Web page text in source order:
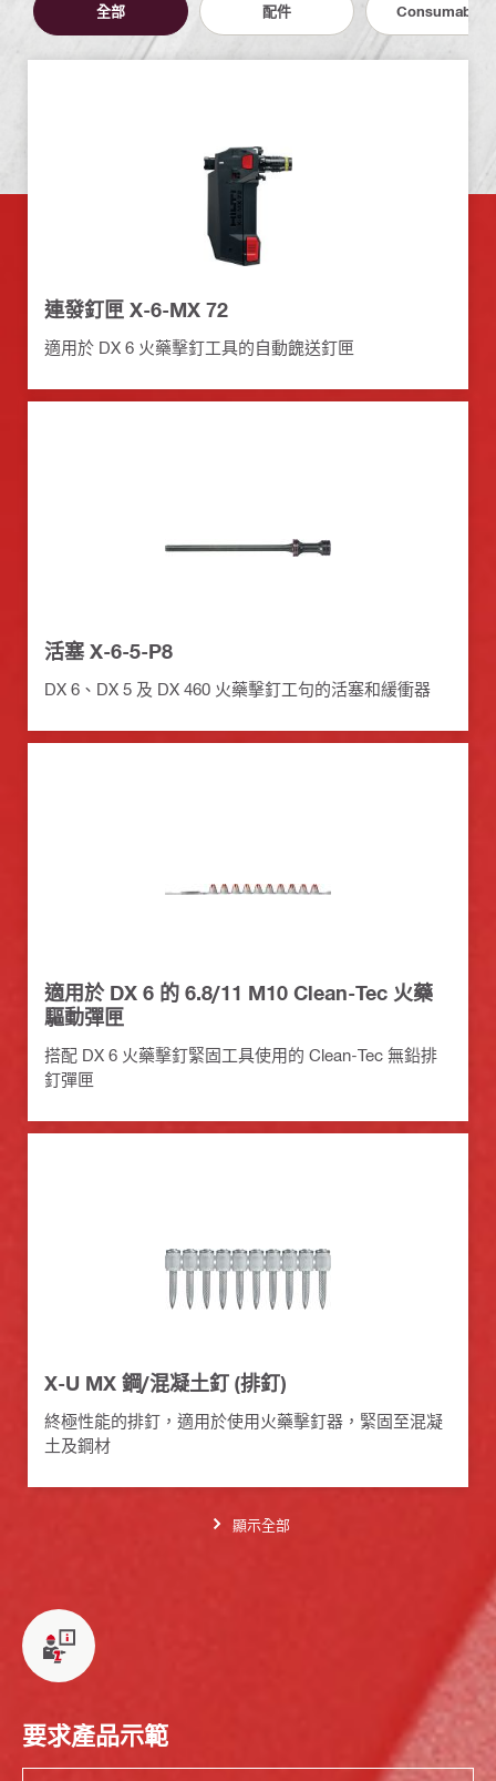
全部 配件 Consumables
連發釘匣 X-6-MX 72
適用於 DX 6 火藥擊釘工具的自動餽送釘匣
活塞 X-6-5-P8
DX 6、DX 5 及 DX 460 火藥擊釘工句的活塞和緩衝器
適用於 DX 6 的 6.8/11 M10 Clean-Tec 火藥
驅動彈匣
搭配 DX 6 火藥擊釘緊固工具使用的 Clean-Tec 無鉛排
釘彈匣
X-U MX 鋼/混凝土釘 (排釘)
終極性能的排釘，適用於使用火藥擊釘器，緊固至混凝
土及鋼材
顯示全部
要求產品示範